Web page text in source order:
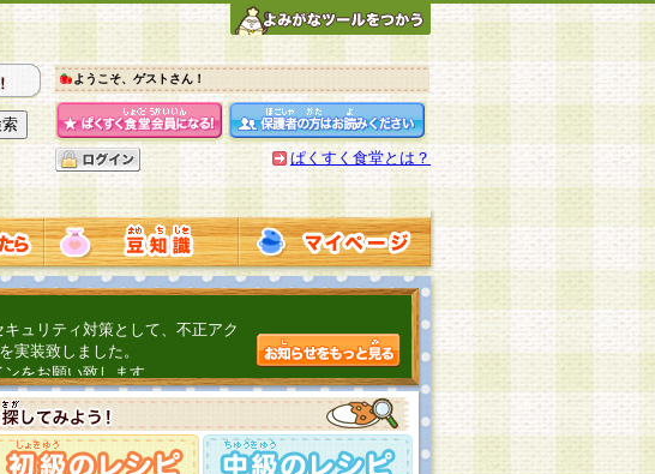
ようこそ、ゲストさん！
ぱくすく食堂とは？
キュリティ対策として、不正アク
実装致しました。
をお願い致します。
単レシピを紹介するよ！こちら